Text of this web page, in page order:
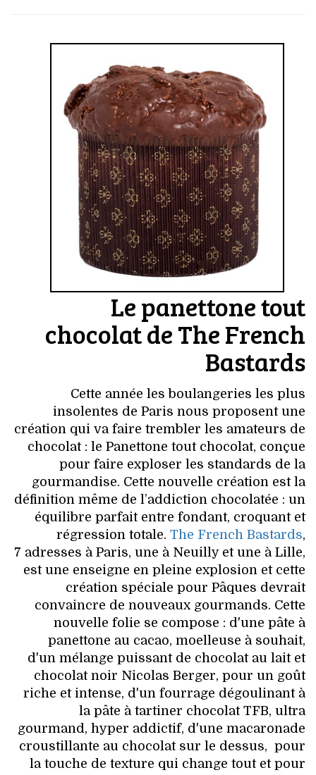
Le panettone tout
chocolat de The French
Bastards
Cette année les boulangeries les plus
insolentes de Paris nous proposent une
création qui va faire trembler les amateurs de
chocolat : le Panettone tout chocolat, conçue
pour faire exploser les standards de la
gourmandise. Cette nouvelle création est la
définition même de l’addiction chocolatée : un
équilibre parfait entre fondant, croquant et
régression totale. The French Bastards,
7 adresses à Paris, une à Neuilly et une à Lille,
est une enseigne en pleine explosion et cette
création spéciale pour Pâques devrait
convaincre de nouveaux gourmands. Cette
nouvelle folie se compose : d'une pâte à
panettone au cacao, moelleuse à souhait,
d'un mélange puissant de chocolat au lait et
chocolat noir Nicolas Berger, pour un goût
riche et intense, d'un fourrage dégoulinant à
la pâte à tartiner chocolat TFB, ultra
gourmand, hyper addictif, d'une macaronade
croustillante au chocolat sur le dessus, pour
la touche de texture qui change tout et pour